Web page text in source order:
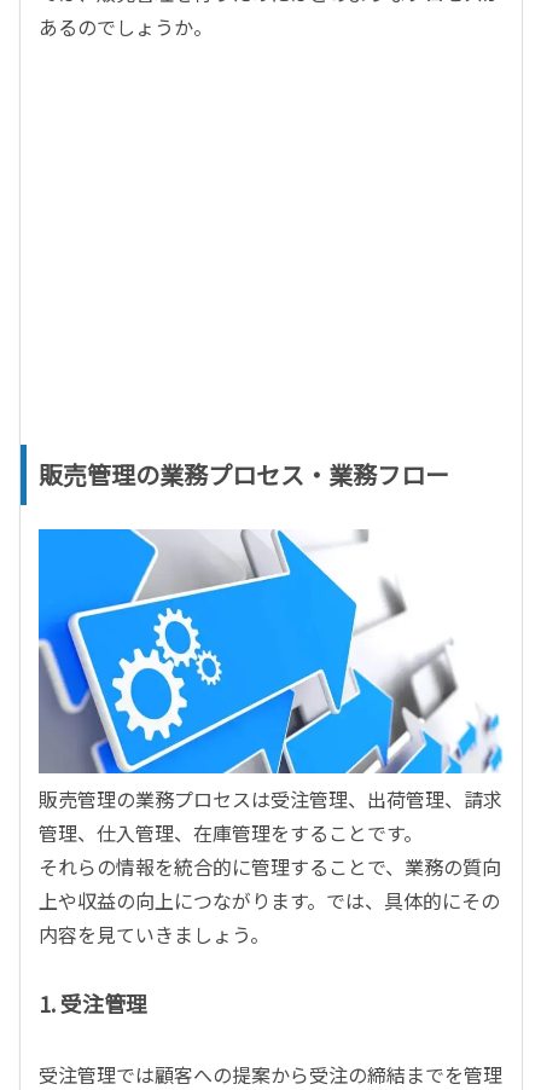
あるのでしょうか。
販売管理の業務プロセス・業務フロー
販売管理の業務プロセスは受注管理、出荷管理、請求
管理、仕入管理、在庫管理をすることです。
それらの情報を統合的に管理することで、業務の質向
上や収益の向上につながります。では、具体的にその
内容を見ていきましょう。
1. 受注管理
受注管理では顧客への提案から受注の締結までを管理